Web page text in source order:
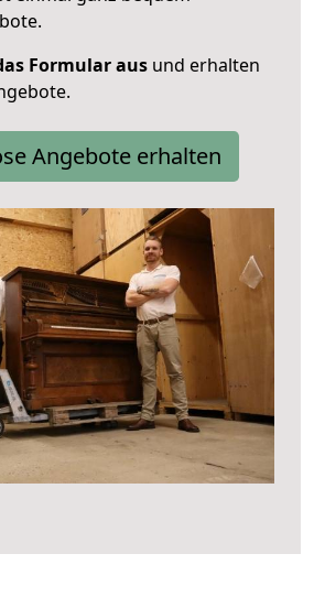
Formular aus und erhalten
Angebote erhalten